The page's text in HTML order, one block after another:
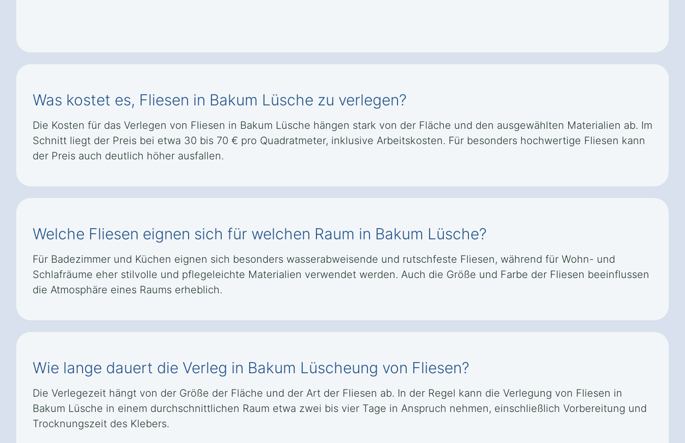
Was kostet es, Fliesen in Bakum Lüsche zu verlegen?
Die Kosten für das Verlegen von Fliesen in Bakum Lüsche hängen stark von der Fläche und den ausgewählten Materialien ab. Im
Schnitt liegt der Preis bei etwa 30 bis 70 € pro Quadratmeter, inklusive Arbeitskosten. Für besonders hochwertige Fliesen kann
der Preis auch deutlich höher ausfallen.
Welche Fliesen eignen sich für welchen Raum in Bakum Lüsche?
Für Badezimmer und Küchen eignen sich besonders wasserabweisende und rutschfeste Fliesen, während für Wohn- und
Schlafräume eher stilvolle und pflegeleichte Materialien verwendet werden. Auch die Größe und Farbe der Fliesen beeinflussen
die Atmosphäre eines Raums erheblich.
Wie lange dauert die Verleg in Bakum Lüscheung von Fliesen?
Die Verlegezeit hängt von der Größe der Fläche und der Art der Fliesen ab. In der Regel kann die Verlegung von Fliesen in
Bakum Lüsche in einem durchschnittlichen Raum etwa zwei bis vier Tage in Anspruch nehmen, einschließlich Vorbereitung und
Trocknungszeit des Klebers.